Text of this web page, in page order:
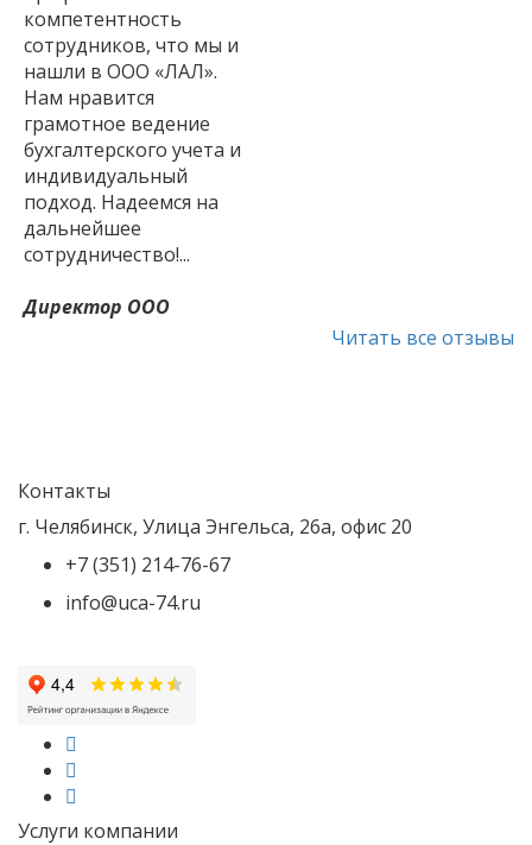
сотрудников, что мы и
нашли в ООО «ЛАЛ».
Нам нравится
грамотное ведение
бухгалтерского учета и
индивидуальный
подход. Надеемся на
дальнейшее
сотрудничество!...
«УРАЛСПЕЦПРОЕКТ»
Консалтинговой
группы «ЛАЛ» стали
основой для развития
наших партнерских
протяжении всего
зарекомендовала себя
как надежного
делового партнера.
Искренне благодарим
Вас за доброе
сотрудничество и ж...
Читать все отзывы
Контакты
г. Челябинск, Улица Энгельса, 26а, офис 20
+7 (351) 214-76-67
info@uca-74.ru
Услуги компании